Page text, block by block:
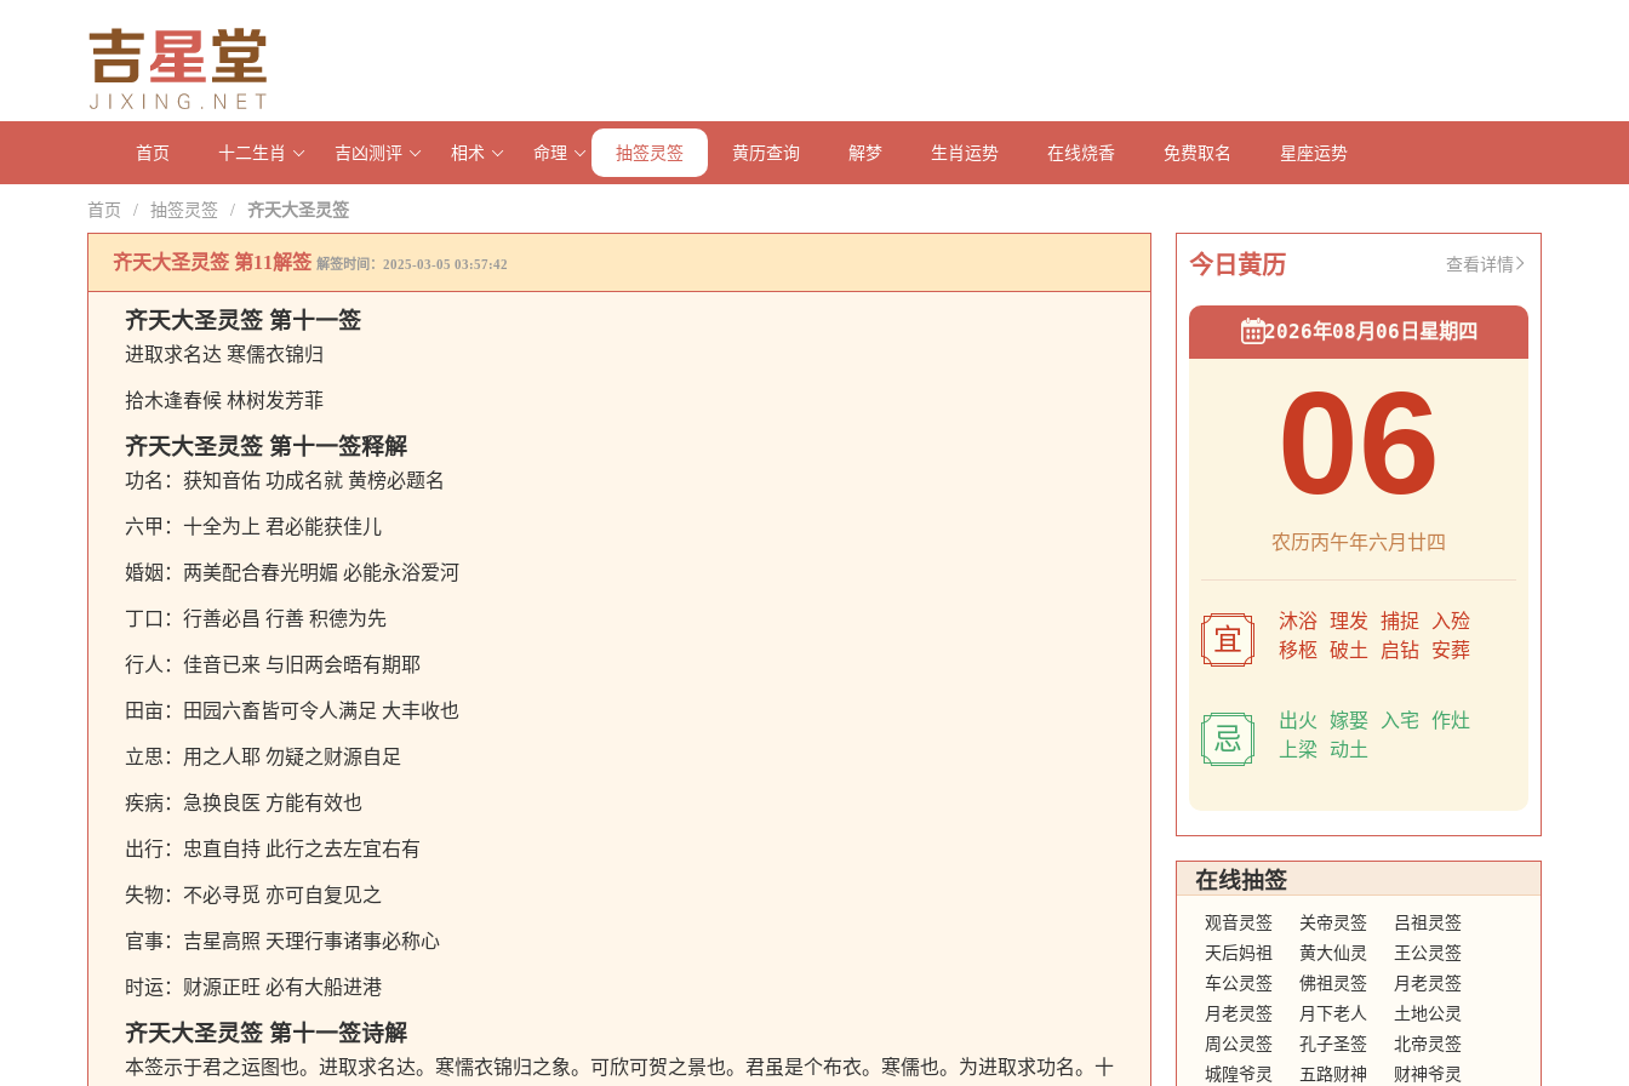
首页 十二生肖 吉凶测评 相术 命理 抽签灵签 黄历查询 解梦 生肖运势 在线烧香 免费取名 星座运势
首页 / 抽签灵签 / 齐天大圣灵签
齐天大圣灵签 第11解签 解签时间：2025-03-05 03:57:42
齐天大圣灵签 第十一签
进取求名达 寒儒衣锦归
拾木逢春候 林树发芳菲
齐天大圣灵签 第十一签释解
功名：获知音佑 功成名就 黄榜必题名
六甲：十全为上 君必能获佳儿
婚姻：两美配合春光明媚 必能永浴爱河
丁口：行善必昌 行善 积德为先
行人：佳音已来 与旧两会晤有期耶
田亩：田园六畜皆可令人满足 大丰收也
立思：用之人耶 勿疑之财源自足
疾病：急换良医 方能有效也
出行：忠直自持 此行之去左宜右有
失物：不必寻觅 亦可自复见之
官事：吉星高照 天理行事诸事必称心
时运：财源正旺 必有大船进港
齐天大圣灵签 第十一签诗解
本签示于君之运图也。进取求名达。寒懦衣锦归之象。可欣可贺之景也。君虽是个布衣。寒儒也。为进取求功名。十
今日黄历 查看详情
2026年08月06日星期四
06
农历丙午年六月廿四
宜
沐浴 理发 捕捉 入殓
移柩 破土 启钻 安葬
忌
出火 嫁娶 入宅 作灶
上梁 动土
在线抽签
观音灵签 关帝灵签
吕祖灵签
天后妈祖
灵签
黄大仙灵
签
王公灵签
车公灵签
佛祖灵签
月老灵签
月老灵签
姻缘签
月下老人
灵签
土地公灵
签
周公灵签 孔子圣签
北帝灵签
城隍爷灵
五路财神 财神爷灵